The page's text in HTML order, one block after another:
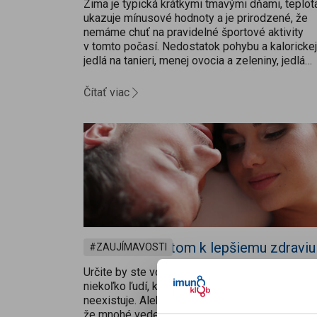
Zima je typická krátkymi tmavými dňami,
ukazuje mínusové hodnoty a je prirodzené, že
nemáme chuť na pravidelné športové aktivity
v tomto počasí. Nedostatok pohybu a
jedlá na tanieri, menej ovocia a zeleniny, jedlá
Čítať viac
ZAUJÍMAVOSTI
Intímnym životom k lepšiemu zdraviu
Určite by ste vo svojom okolí dokázali
niekoľko ľudí, ktorí sa tvária, že intímny život ani
neexistuje. Alebo je podľa nich nesprávny. No